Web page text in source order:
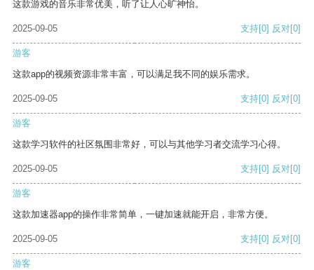
这款游戏的音乐非常优美，听了让人心旷神怡。
2025-09-05 支持[0] 反对[0]
游客
这款app的视频资源非常丰富，可以满足我不同的娱乐需求。
2025-09-05 支持[0] 反对[0]
游客
这款学习软件的社区氛围非常好，可以与其他学习者交流学习心得。
2025-09-05 支持[0] 反对[0]
游客
这款加速器app的操作非常简单，一键加速就能开启，非常方便。
2025-09-05 支持[0] 反对[0]
游客